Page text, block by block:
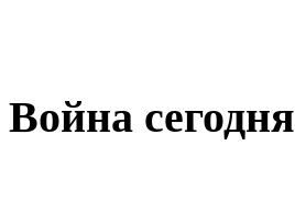
Война сегодня